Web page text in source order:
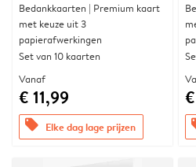
Bedankkaarten | Premium kaart
met keuze uit 3
papierafwerkingen
Set van 10 kaarten
Vanaf
€ 11,99
offers Elke dag lage prijzen